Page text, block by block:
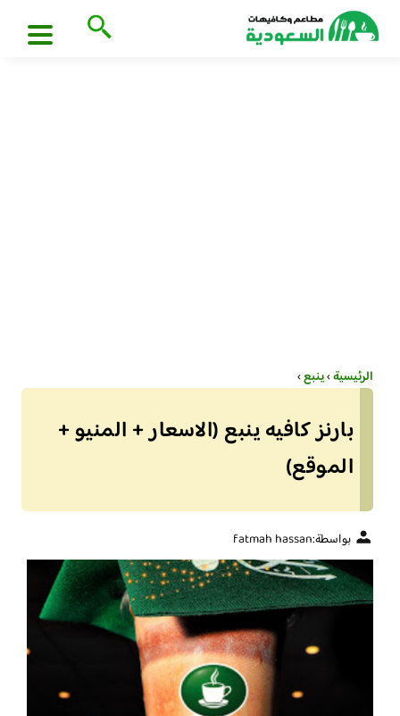
الرئيسية›ينبع›
بارنز كافيه ينبع (الاسعار + المنيو +
الموقع)
بواسطة:fatmah hassan